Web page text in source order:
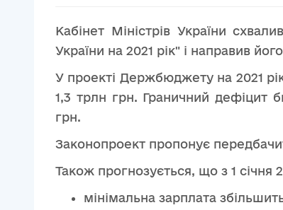
Кабінет Міністрів України
України на 2021 рік" і направив
У проекті Держбюджету на 2021
1,3 трлн грн. Граничний дефіцит
грн.
Законопроект пропонує
Також прогнозується, що з 1 січня
мінімальна зарплата